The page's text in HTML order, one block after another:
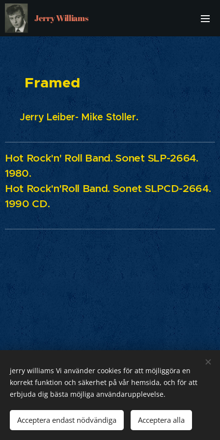
Jerry Williams
Framed
Jerry Leiber- Mike Stoller.
Hot Rock'n' Roll Band.Sonet SLP-2664.
1980.
Hot Rock'n'Roll Band. Sonet SLPCD-2664.
1990 CD.
Jerry Williams
Sveriges Rock Kung.
Webnode Cookies
jerry williams Vi använder cookies för att möjliggöra en
korrekt funktion och säkerhet på vår hemsida, och för att
erbjuda dig bästa möjliga användarupplevelse.
Acceptera endast nödvändiga Acceptera alla